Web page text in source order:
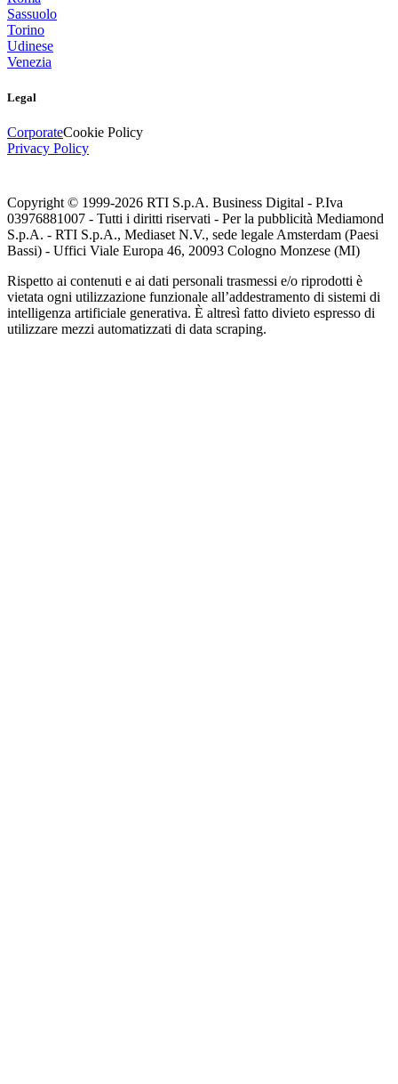
Sassuolo
Torino
Udinese
Venezia
Legal
CorporateCookie Policy
Privacy Policy
Copyright © 1999-2026 RTI S.p.A. Business Digital - P.Iva
03976881007 - Tutti i diritti riservati - Per la pubblicità Mediamond
S.p.A. - RTI S.p.A., Mediaset N.V., sede legale Amsterdam (Paesi
Bassi) - Uffici Viale Europa 46, 20093 Cologno Monzese (MI)
Rispetto ai contenuti e ai dati personali trasmessi e/o riprodotti è
vietata ogni utilizzazione funzionale all’addestramento di sistemi di
intelligenza artificiale generativa. È altresì fatto divieto espresso di
utilizzare mezzi automatizzati di data scraping.